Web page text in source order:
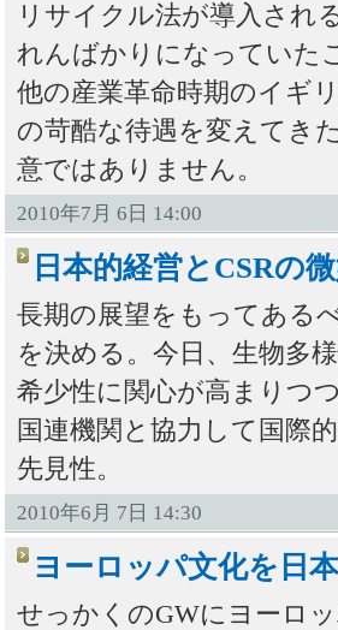
リサイクル法が導入され
れんばかりになっていた
他の産業革命時期のイギ
の苛酷な待遇を変えてき
意ではありません。
2010年7月 6日 14:00
日本的経営とCSRの
長期の展望をもってある
を決める。今日、生物多
希少性に関心が高まりつ
国連機関と協力して国際
先見性。
2010年6月 7日 14:30
ヨーロッパ文化を日
せっかくのGWにヨーロ